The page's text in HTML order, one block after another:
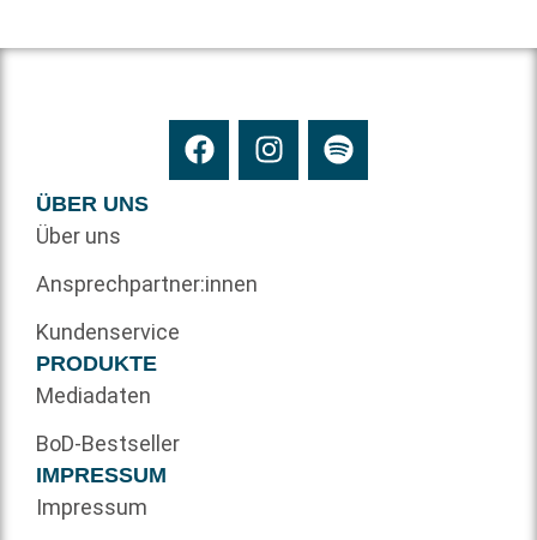
ÜBER UNS
Über uns
Ansprechpartner:innen
Kundenservice
PRODUKTE
Mediadaten
BoD-Bestseller
IMPRESSUM
Impressum